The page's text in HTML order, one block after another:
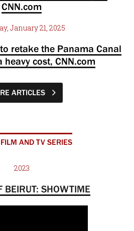
CNN.com
January 21, 2025
retake the Panama Canal
heavy cost, CNN.com
ARTICLES
AND TV SERIES
2023
BEIRUT: SHOWTIME